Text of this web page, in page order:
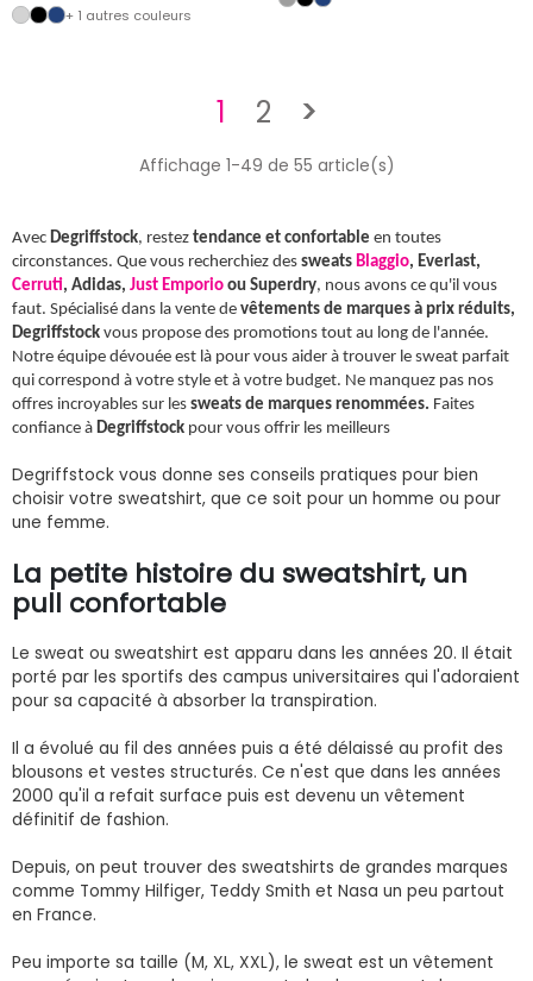
+ 1 autres couleurs
1 2 >
Affichage 1-49 de 55 article(s)
Avec Degriffstock, restez tendance et confortable en toutes
circonstances. Que vous recherchiez des sweats Blaggio, Everlast,
Cerruti, Adidas, Just Emporio ou Superdry, nous avons ce qu'il vous
faut. Spécialisé dans la vente de vêtements de marques à prix réduits,
Degriffstock vous propose des promotions tout au long de l'année.
Notre équipe dévouée est là pour vous aider à trouver le sweat parfait
qui correspond à votre style et à votre budget. Ne manquez pas nos
offres incroyables sur les sweats de marques renommées. Faites
confiance à Degriffstock pour vous offrir les meilleurs
Degriffstock vous donne ses conseils pratiques pour bien
choisir votre sweatshirt, que ce soit pour un homme ou pour
une femme.
La petite histoire du sweatshirt, un
pull confortable
Le sweat ou sweatshirt est apparu dans les années 20. Il était
porté par les sportifs des campus universitaires qui l'adoraient
pour sa capacité à absorber la transpiration.
Il a évolué au fil des années puis a été délaissé au profit des
blousons et vestes structurés. Ce n'est que dans les années
2000 qu'il a refait surface puis est devenu un vêtement
définitif de fashion.
Depuis, on peut trouver des sweatshirts de grandes marques
comme Tommy Hilfiger, Teddy Smith et Nasa un peu partout
en France.
Peu importe sa taille (M, XL, XXL), le sweat est un vêtement